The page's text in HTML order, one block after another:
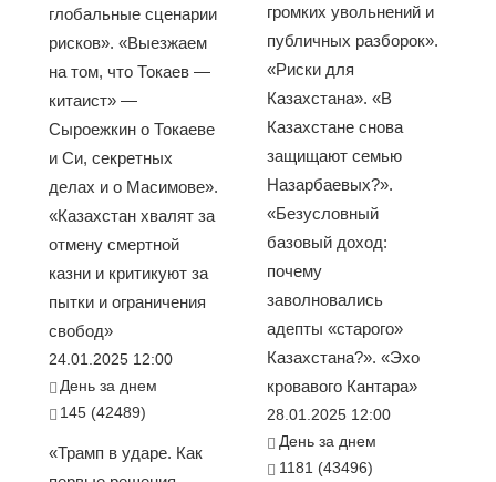
глобальные сценарии
рисков». «Выезжаем
на том, что Токаев —
китаист» —
Сыроежкин о Токаеве
и Си, секретных
делах и о Масимове».
«Казахстан хвалят за
отмену смертной
казни и критикуют за
пытки и ограничения
свобод»
24.01.2025 12:00
День за днем
145 (42489)
«Трамп в ударе. Как
громких увольнений и
публичных разборок».
«Риски для
Казахстана». «В
Казахстане снова
защищают семью
Назарбаевых?».
«Безусловный
базовый доход:
почему
заволновались
адепты «старого»
Казахстана?». «Эхо
кровавого Кантара»
28.01.2025 12:00
День за днем
1181 (43496)